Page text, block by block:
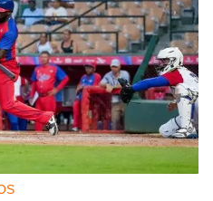
convocar a los
contra las